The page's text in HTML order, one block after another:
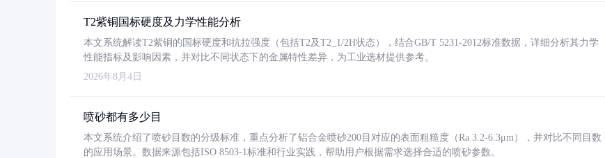
T2紫铜国标硬度及力学性能分析
本文系统解读T2紫铜的国标硬度和抗拉强度（包括T2及T2_1/2H状态），结合GB/T 5231-2012标准数据，详细分析其力学
性能指标及影响因素，并对比不同状态下的金属特性差异，为工业选材提供参考。
2026年8月4日
喷砂都有多少目
本文系统介绍了喷砂目数的分级标准，重点分析了铝合金喷砂200目对应的表面粗糙度（Ra 3.2-6.3μm），并对比不同目数
的应用场景。数据来源包括ISO 8503-1标准和行业实践，帮助用户根据需求选择合适的喷砂参数。